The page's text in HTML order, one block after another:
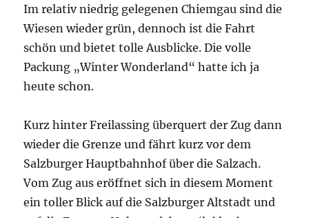
Im relativ niedrig gelegenen Chiemgau sind die
Wiesen wieder grün, dennoch ist die Fahrt
schön und bietet tolle Ausblicke. Die volle
Packung „Winter Wonderland“ hatte ich ja
heute schon.
Kurz hinter Freilassing überquert der Zug dann
wieder die Grenze und fährt kurz vor dem
Salzburger Hauptbahnhof über die Salzach.
Vom Zug aus eröffnet sich in diesem Moment
ein toller Blick auf die Salzburger Altstadt und